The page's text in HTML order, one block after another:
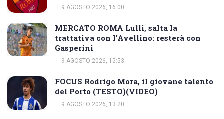
9 AGOSTO 2026, 16:00
MERCATO ROMA Lulli, salta la
trattativa con l’Avellino: resterà con
Gasperini
9 AGOSTO 2026, 15:53
FOCUS Rodrigo Mora, il giovane talento
del Porto (TESTO)(VIDEO)
9 AGOSTO 2026, 13:20